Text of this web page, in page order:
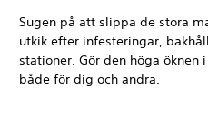
Sugen på att slippa de stora
utkik efter infesteringar,
stationer. Gör den höga öknen
både för dig och andra.